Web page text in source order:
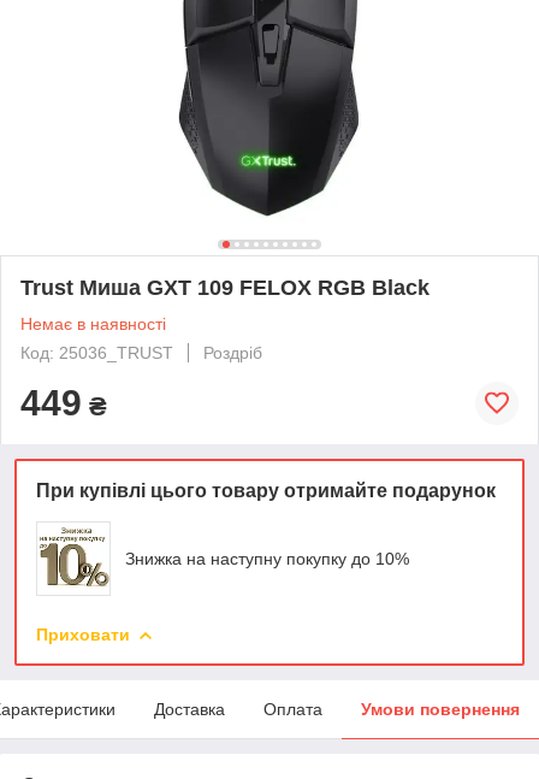
Trust Миша GXT 109 FELOX RGB Black
Немає в наявності
Код: 25036_TRUST
Роздріб
449 ₴
При купівлі цього товару отримайте подарунок
Знижка на наступну покупку до 10%
Приховати
Доставка Оплата Умови повернення